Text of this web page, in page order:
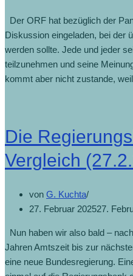
Der ORF hat bezüglich der
Diskussion eingeladen, bei der
werden sollte. Jede und jeder
teilzunehmen und seine
kommt aber nicht zustande,
Die
Vergleich
von G. Kuchta
27. Februar 202527.
Nun haben wir also bald –
Jahren Amtszeit bis zur
eine neue Bundesregierung.